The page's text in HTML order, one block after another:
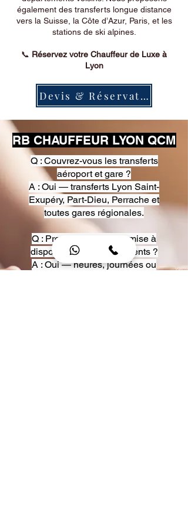
également des transferts longue distance
vers la Suisse, la Côte d’Azur, Paris, et les
stations de ski alpines.
📞 Réservez votre Chauffeur de Luxe à
Lyon
Devis & Réservation
RB CHAUFFEUR LYON QCM
Q : Couvrez-vous les transferts
aéroport et gare ?
A : Oui — transferts Lyon Saint-
Exupéry, Part-Dieu, Perrache et
toutes gares régionales.
Q : Proposez-vous une mise à
disposition pour événements ?
A : Oui — heures, journées ou